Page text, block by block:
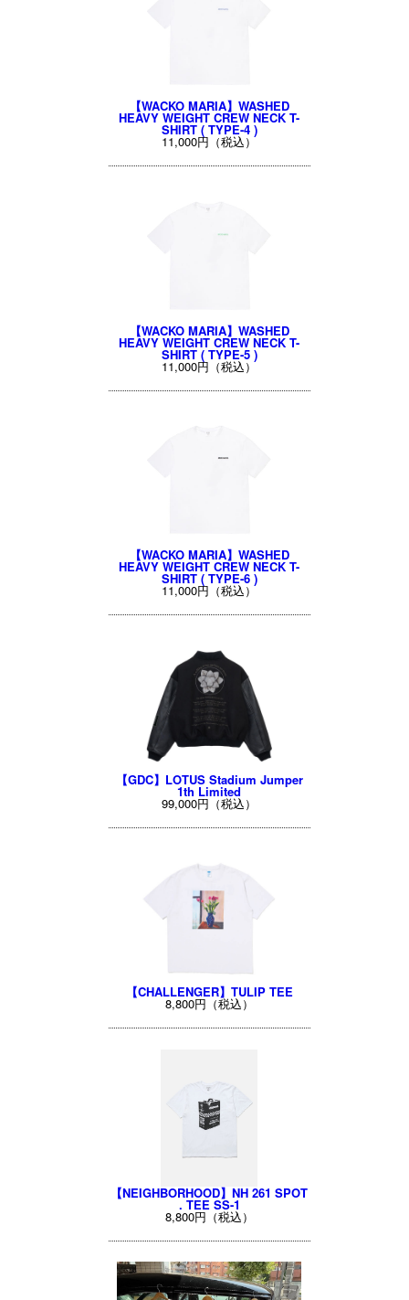
【WACKO MARIA】WASHED
HEAVY WEIGHT CREW NECK T-
SHIRT ( TYPE-4 )
11,000円（税込）
【WACKO MARIA】WASHED
HEAVY WEIGHT CREW NECK T-
SHIRT ( TYPE-5 )
11,000円（税込）
【WACKO MARIA】WASHED
HEAVY WEIGHT CREW NECK T-
SHIRT ( TYPE-6 )
11,000円（税込）
【GDC】LOTUS Stadium Jumper
1th Limited
99,000円（税込）
【CHALLENGER】TULIP TEE
8,800円（税込）
【NEIGHBORHOOD】NH 261 SPOT
. TEE SS-1
8,800円（税込）